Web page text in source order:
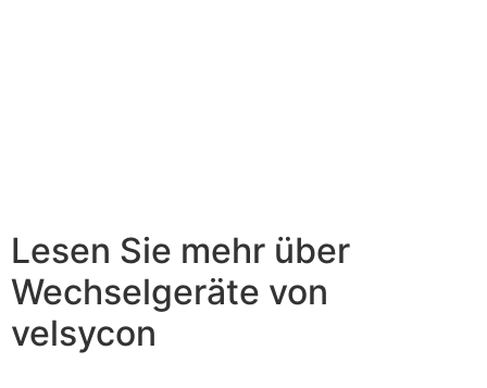
Lesen Sie mehr über
Wechselgeräte von
velsycon